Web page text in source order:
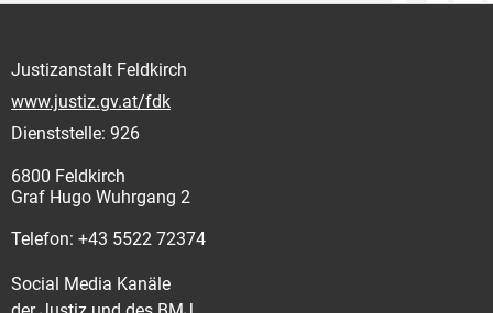
Justizanstalt Feldkirch
www.justiz.gv.at/fdk
Dienststelle: 926
6800 Feldkirch
Graf Hugo Wuhrgang 2
Telefon: +43 5522 72374
Social Media Kanäle